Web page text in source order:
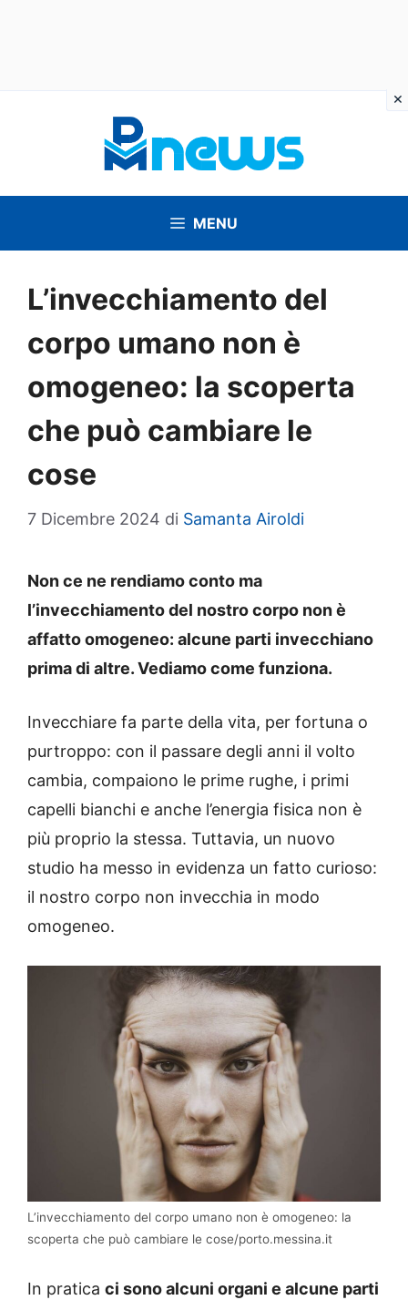
MENU
L’invecchiamento del
corpo umano non è
omogeneo: la scoperta
che può cambiare le
cose
7 Dicembre 2024 di Samanta Airoldi
Non ce ne rendiamo conto ma
l’invecchiamento del nostro corpo non è
affatto omogeneo: alcune parti invecchiano
prima di altre. Vediamo come funziona.
Invecchiare fa parte della vita, per fortuna o
purtroppo: con il passare degli anni il volto
cambia, compaiono le prime rughe, i primi
capelli bianchi e anche l’energia fisica non è
più proprio la stessa. Tuttavia, un nuovo
studio ha messo in evidenza un fatto curioso:
il nostro corpo non invecchia in modo
omogeneo.
L’invecchiamento del corpo umano non è omogeneo: la
scoperta che può cambiare le cose/porto.messina.it
In pratica ci sono alcuni organi e alcune parti